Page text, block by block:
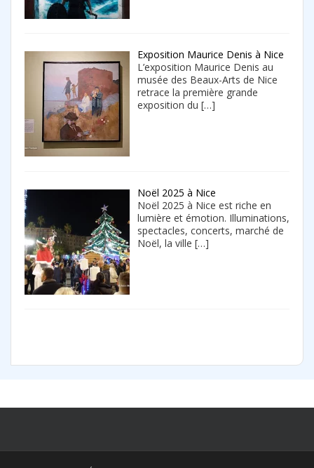
Exposition Maurice Denis à Nice
L’exposition Maurice Denis au
musée des Beaux-Arts de Nice
retrace la première grande
exposition du […]
Noël 2025 à Nice
Noël 2025 à Nice est riche en
lumière et émotion. Illuminations,
spectacles, concerts, marché de
Noël, la ville […]